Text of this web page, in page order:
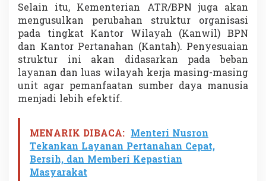
Selain itu, Kementerian ATR/BPN juga akan
mengusulkan perubahan struktur organisasi
pada tingkat Kantor Wilayah (Kanwil) BPN
dan Kantor Pertanahan (Kantah). Penyesuaian
struktur ini akan didasarkan pada beban
layanan dan luas wilayah kerja masing-masing
unit agar pemanfaatan sumber daya manusia
menjadi lebih efektif.
MENARIK DIBACA: Menteri Nusron
Tekankan Layanan Pertanahan Cepat,
Bersih, dan Memberi Kepastian
Masyarakat